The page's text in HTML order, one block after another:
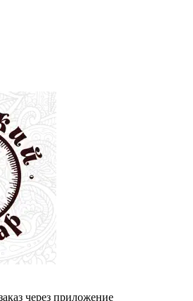
через приложение